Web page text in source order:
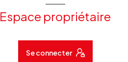
Espace propriétaire
Se connecter